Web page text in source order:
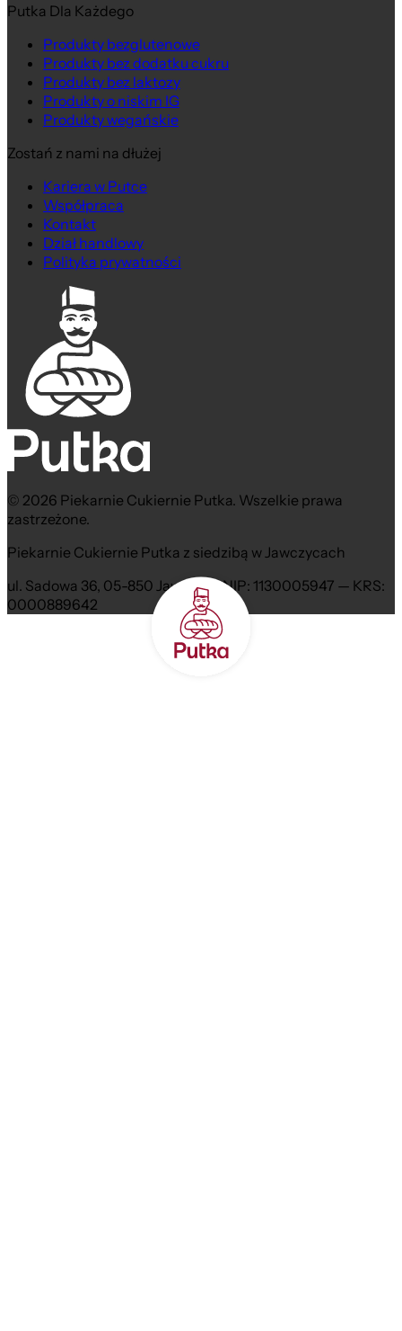
Putka Dla Każdego
Produkty bezglutenowe
Produkty bez dodatku cukru
Produkty bez laktozy
Produkty o niskim IG
Produkty wegańskie
Zostań z nami na dłużej
Kariera w Putce
Współpraca
Kontakt
Dział handlowy
Polityka prywatności
© 2026 Piekarnie Cukiernie Putka. Wszelkie prawa
zastrzeżone.
Piekarnie Cukiernie Putka z siedzibą w Jawczycach
ul. Sadowa 36, 05-850 Jawczyce NIP: 1130005947 — KRS:
0000889642